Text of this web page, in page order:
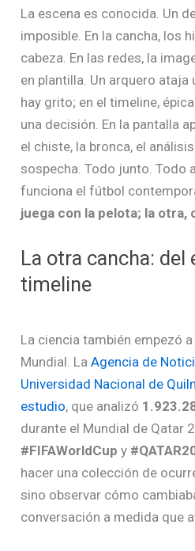
La escena es conocida. Un
imposible. En la cancha, los
cabeza. En las redes, la
en plantilla. Un arquero ataja
hay grito; en el timeline,
una decisión. En la pantalla
el chiste, la bronca, el
sospecha. Todo junto. Todo
funciona el fútbol
juega con la pelota; la otra,
La otra cancha: del
timeline
La ciencia también empezó
Mundial. LaAgencia de
Universidad Nacional de
estudio, que analizó
durante el Mundial de Qatar
#FIFAWorldCup y
hacer una colección de
sino observar cómo
conversación a medida que